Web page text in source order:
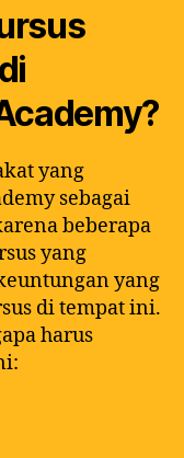
yang
sebagai
beberapa
yang
yang
di tempat ini.
harus